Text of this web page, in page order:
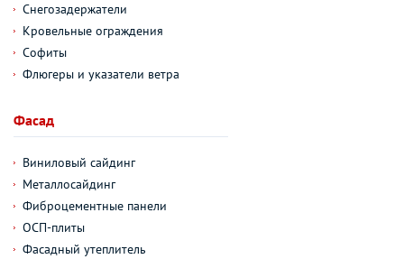
Снегозадержатели
Кровельные ограждения
Софиты
Флюгеры и указатели ветра
Фасад
Виниловый сайдинг
Металлосайдинг
Фиброцементные панели
ОСП-плиты
Фасадный утеплитель